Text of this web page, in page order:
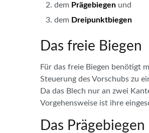
dem Prägebiegen und
dem Dreipunktbiegen
Das freie Biegen
Für das freie Biegen benötigt
Steuerung des Vorschubs zu
Da das Blech nur an zwei
Vorgehensweise ist ihre
Das Prägebiegen